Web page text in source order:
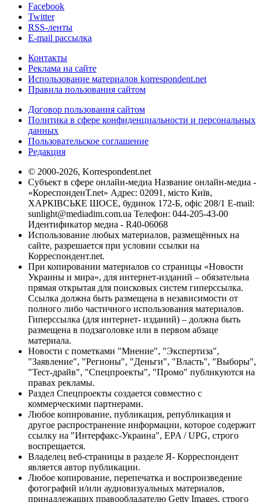
Facebook
Twitter
RSS-ленты
E-mail рассылка
Контакты
Реклама на сайте
Использование материалов korrespondent.net
Правила пользования сайтом
Договор пользования сайтом
Политика в сфере конфиденциальности и персональных
данных
Пользовательское соглашение
Редакция
© 2000-2026, Korrespondent.net
Субъект в сфере онлайн-медиа Название онлайн-медиа -
«КореспонденТ.net» Адрес: 02091, місто Київ,
ХАРКІВСЬКЕ ШОСЕ, будинок 172-Б, офіс 208/1 E-mail:
sunlight@mediadim.com.ua Телефон: 044-205-43-00
Идентификатор медиа - R40-06068
Использование любых материалов, размещённых на
сайте, разрешается при условии ссылки на
Корреспондент.net.
При копировании материалов со страницы «Новости
Украины и мира», для интернет-изданий – обязательна
прямая открытая для поисковых систем гиперссылка.
Ссылка должна быть размещена в независимости от
полного либо частичного использования материалов.
Гиперссылка (для интернет- изданий) – должна быть
размещена в подзаголовке или в первом абзаце
материала.
Новости с пометками "Мнение", "Экспертиза",
"Заявление", "Регионы", "Деньги", "Власть", "Выборы",
"Тест-драйв", "Спецпроекты", "Промо" публикуются на
правах рекламы.
Раздел Спецпроекты создается совместно с
коммерческими партнерами.
Любое копирование, публикация, републикация и
другое распространение информации, которое содержит
ссылку на "Интерфакс-Украина", EPA / UPG, строго
воспрещается.
Владелец веб-страницы в разделе Я- Корреспондент
является автор публикации.
Любое копирование, перепечатка и воспроизведение
фотографий и/или аудиовизуальных материалов,
принадлежащих правообладателю Getty Images, строго